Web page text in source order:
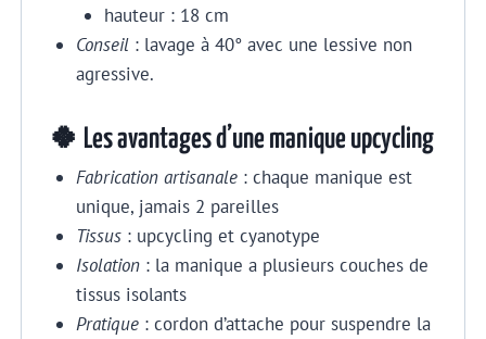
hauteur : 18 cm
Conseil : lavage à 40° avec une lessive non
agressive.
🍀 Les avantages d’une manique upcycling
Fabrication artisanale : chaque manique est
unique, jamais 2 pareilles
Tissus : upcycling et cyanotype
Isolation : la manique a plusieurs couches de
tissus isolants
Pratique : cordon d’attache pour suspendre la